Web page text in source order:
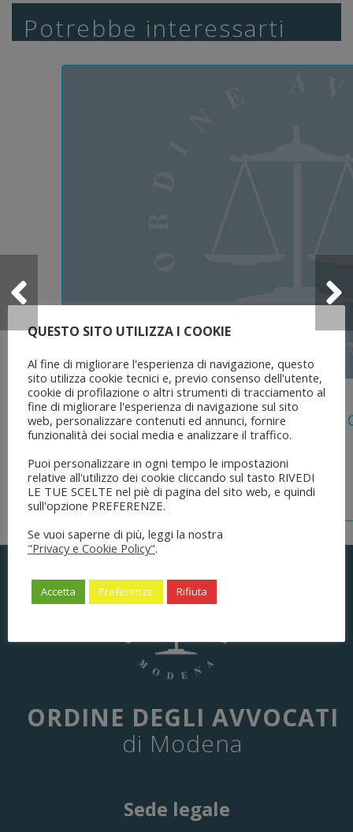
Potrebbe interessarti
5 Agosto 2026
Legge 28 Luglio 2026 N. 137 “delega
Dell’ordinamento Forense”
ORDINE DEGLI AVVOCATI
di Modena
Sede legale
QUESTO SITO UTILIZZA I COOKIE
Al fine di migliorare l'esperienza di navigazione, questo
sito utilizza cookie tecnici e, previo consenso dell'utente,
cookie di profilazione o altri strumenti di tracciamento al
fine di migliorare l'esperienza di navigazione sul sito
web, personalizzare contenuti ed annunci, fornire
funzionalità dei social media e analizzare il traffico.
Puoi personalizzare in ogni tempo le impostazioni
relative all'utilizzo dei cookie cliccando sul tasto RIVEDI
LE TUE SCELTE nel piè di pagina del sito web, e quindi
sull'opzione PREFERENZE.
Se vuoi saperne di più, leggi la nostra
"Privacy e Cookie Policy".
Accetta Preferenze Rifiuta